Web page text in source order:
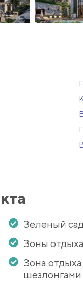
Зеленый сад
Зоны
Зона отдыха
шезлонгами